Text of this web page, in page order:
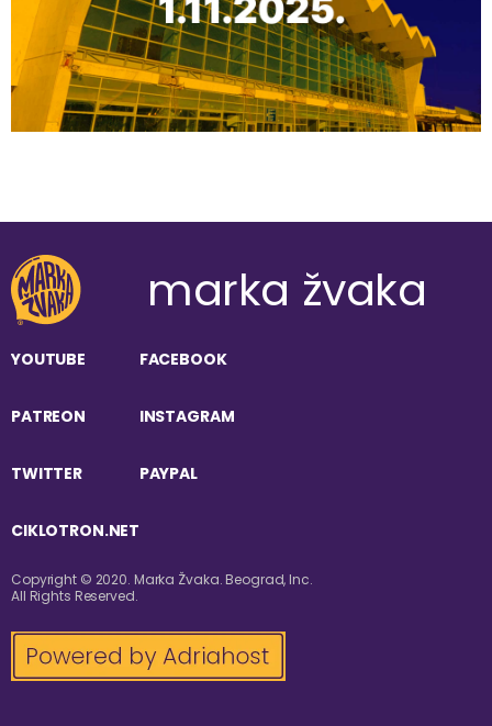
marka žvaka
YOUTUBE FACEBOOK
PATREON INSTAGRAM
TWITTER PAYPAL
CIKLOTRON.NET
Copyright © 2020. Marka Žvaka. Beograd, Inc.
All Rights Reserved.